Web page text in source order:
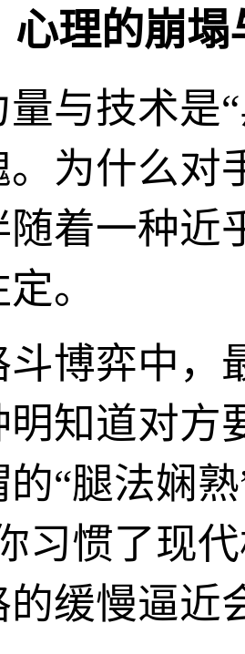
心理的崩塌
与技术是
。为什么对
随着一种近
。
斗博弈中，
明知道对方
“腿法娴
习惯了现
的缓慢逼近